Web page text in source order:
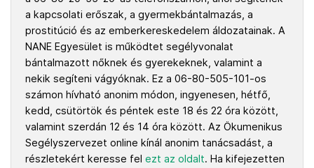
a kapcsolati erőszak, a gyermekbántalmazás, a
prostitúció és az emberkereskedelem áldozatainak. A
NANE Egyesület is működtet segélyvonalat
bántalmazott nőknek és gyerekeknek, valamint a
nekik segíteni vágyóknak. Ez a 06-80-505-101-os
számon hívható anonim módon, ingyenesen, hétfő,
kedd, csütörtök és péntek este 18 és 22 óra között,
valamint szerdán 12 és 14 óra között. Az Ökumenikus
Segélyszervezet online kínál anonim tanácsadást, a
részletekért keresse fel ezt az oldalt. Ha kifejezetten